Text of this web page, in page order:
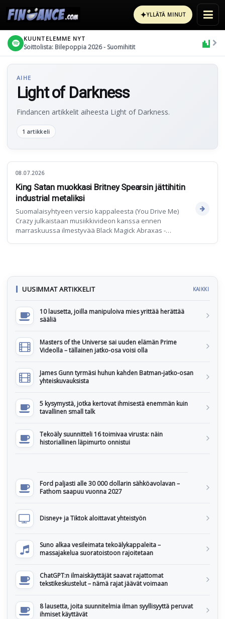
✦YLLÄTÄ MINUT
KUUNTELEMME NYT
Soittolista: Bilepoppia 2026 - Suomihitit
AIHE
Light of Darkness
Findancen artikkelit aiheesta Light of Darkness.
1 artikkeli
08.07.2026
King Satan muokkasi Britney Spearsin jättihitin
industrial metaliksi
Suomalaisyhtyeen versio kappaleesta (You Drive Me)
Crazy julkaistaan musiikkivideon kanssa ennen
marraskuussa ilmestyvää Black Magick Abraxas -
UUSIMMAT ARTIKKELIT KAIKKI
10 lausetta, joilla manipuloiva mies yrittää herättää
sääliä
Masters of the Universe sai uuden elämän Prime
Videolla – tällainen jatko-osa voisi olla
James Gunn tyrmäsi huhun kahden Batman-jatko-osan
yhteiskuvauksista
5 kysymystä, jotka kertovat ihmisestä enemmän kuin
tavallinen small talk
Tekoäly suunnitteli 16 toimivaa virusta: näin
historiallinen läpimurto onnistui
Ford paljasti alle 30 000 dollarin sähköavolavan –
Fathom saapuu vuonna 2027
Disney+ ja Tiktok aloittavat yhteistyön
Suno alkaa vesileimata tekoälykappaleita –
massajakelua suoratoistoon rajoitetaan
ChatGPT:n ilmaiskäyttäjät saavat rajattomat
tekstikeskustelut – nämä rajat jäävät voimaan
8 lausetta, joita suunnitelmia ilman syyllisyyttä peruvat
ihmiset käyttävät